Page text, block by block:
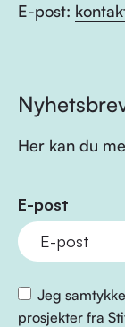
E-post:
Her kan du
E-post
Jeg
prosjekter fra